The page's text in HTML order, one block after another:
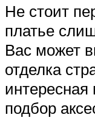
Не стоит
платье
Вас может
отделка
подбор